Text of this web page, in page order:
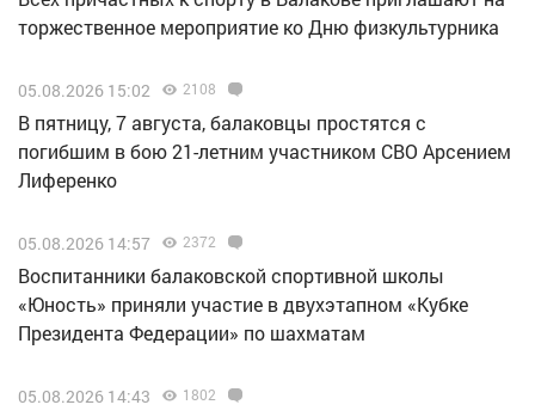
торжественное мероприятие ко Дню физкультурника
05.08.2026 15:02 2108
В пятницу, 7 августа, балаковцы простятся с
погибшим в бою 21-летним участником СВО Арсением
Лиференко
05.08.2026 14:57 2372
Воспитанники балаковской спортивной школы
«Юность» приняли участие в двухэтапном «Кубке
Президента Федерации» по шахматам
05.08.2026 14:43 1802